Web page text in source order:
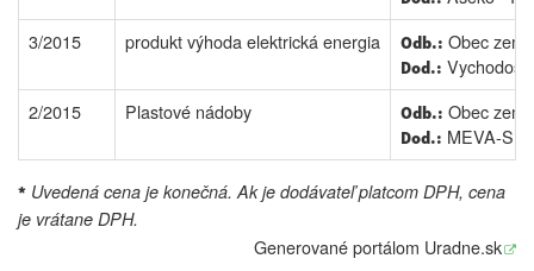
3/2015
produkt výhoda elektrická energia Odb.: Obec
Dod.:
2/2015
Plastové nádoby Odb.: Obec
Dod.: MEVA-
* Uvedená cena je konečná. Ak je dodávateľ platcom DPH, cena
je vrátane DPH.
Generované portálom Uradne.sk